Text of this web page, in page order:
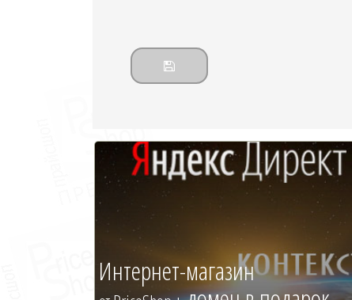
Интернет-магазин